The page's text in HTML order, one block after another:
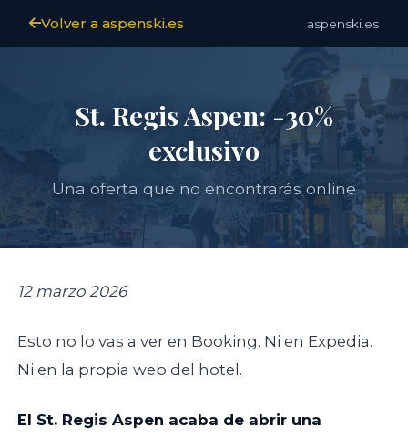
Volver a aspenski.es aspenski.es
St. Regis Aspen: -30%
exclusivo
Una oferta que no encontrarás online
12 marzo 2026
Esto no lo vas a ver en Booking. Ni en Expedia.
Ni en la propia web del hotel.
El St. Regis Aspen acaba de abrir una